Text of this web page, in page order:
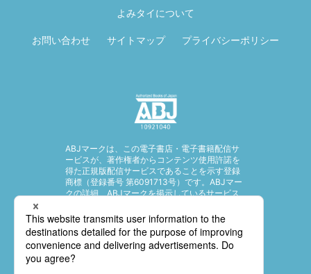
よみタイについて
お問い合わせ サイトマップ プライバシーポリシー
ABJマークは、この電子書店・電子書籍配信サ
ービスが、著作権者からコンテンツ使用許諾を
得た正規版配信サービスであることを示す登録
商標（登録番号 第6091713号）です。ABJマー
クの詳細、ABJマークを掲示しているサービス